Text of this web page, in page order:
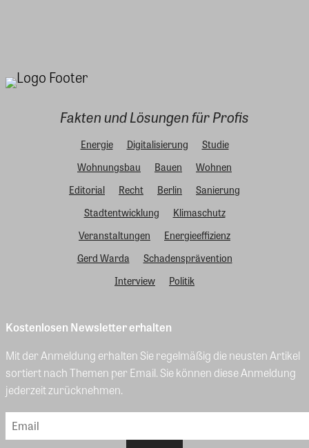
Fakten und Lösungen für Profis
Energie Digitalisierung
Studie
Wohnungsbau
Bauen
Wohnen
Editorial
Recht Berlin
Sanierung
Stadtentwicklung
Klimaschutz
Veranstaltungen
Energieeffizienz
Gerd Warda
Schadensprävention
Interview
Politik
Kostenlosen Newsletter erhalten
Mit der Anmeldung erhalten Sie regelmäßig die neusten Artikel
sortiert nach Themen per Email. Sie können diese Anmeldung
jederzeit zurücknehmen.